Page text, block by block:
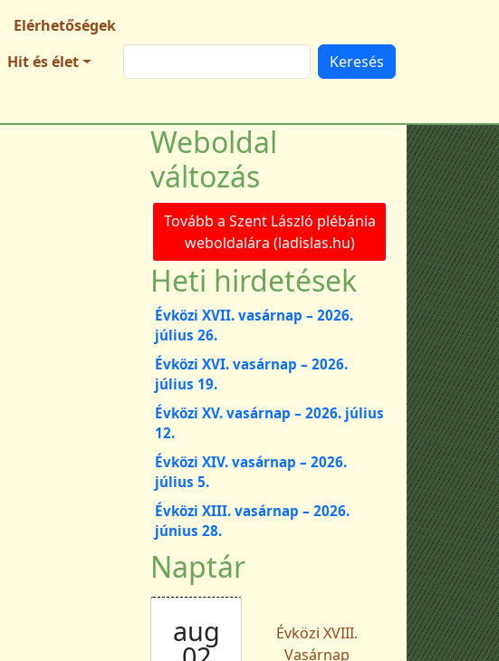
Elérhetőségek
Hit és élet
Weboldal
változás
Tovább a Szent László plébánia
weboldalára (ladislas.hu)
Heti hirdetések
Évközi XVII. vasárnap – 2026.
július 26.
Évközi XVI. vasárnap – 2026.
július 19.
Évközi XV. vasárnap – 2026. július
12.
Évközi XIV. vasárnap – 2026.
július 5.
Évközi XIII. vasárnap – 2026.
június 28.
Naptár
aug
Évközi XVIII.
Vasárnap